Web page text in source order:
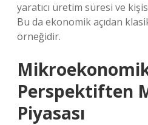
yaratıcı üretim süresi ve
Bu da ekonomik açıdan
örneğidir.
Perspektiften
Piyasası